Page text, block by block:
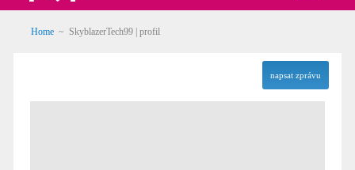
Home ~ SkyblazerTech99 | profil
napsat zprávu